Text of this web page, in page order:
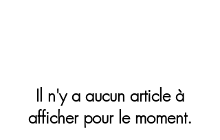
Il n'y a aucun article à
afficher pour le moment.